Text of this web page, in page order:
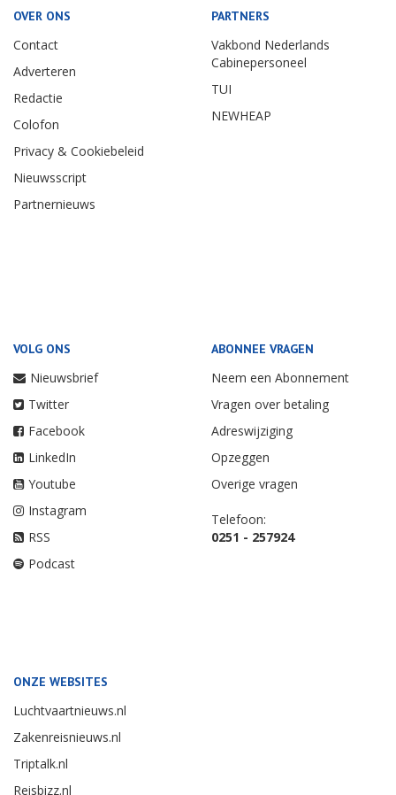
OVER ONS
Contact
Adverteren
Redactie
Colofon
Privacy & Cookiebeleid
Nieuwsscript
Partnernieuws
PARTNERS
Vakbond Nederlands
Cabinepersoneel
TUI
NEWHEAP
VOLG ONS
Nieuwsbrief
Twitter
Facebook
LinkedIn
Youtube
Instagram
RSS
Podcast
ABONNEE VRAGEN
Neem een Abonnement
Vragen over betaling
Adreswijziging
Opzeggen
Overige vragen
Telefoon:
0251 - 257924
ONZE WEBSITES
Luchtvaartnieuws.nl
Zakenreisnieuws.nl
Triptalk.nl
Reisbizz.nl